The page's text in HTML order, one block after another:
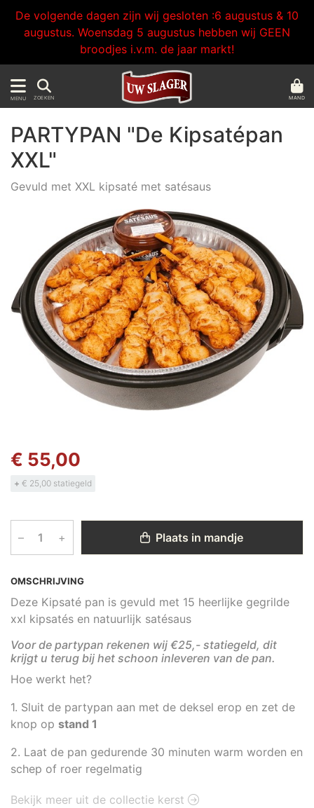
De volgende dagen zijn wij gesloten :6 augustus & 10
augustus. Woensdag 5 augustus hebben wij GEEN
broodjes i.v.m. de jaar markt!
MENU ZOEKEN MAND
OMSCHRIJVING
Deze Kipsaté pan is gevuld met 15 heerlijke gegrilde
xxl kipsatés en natuurlijk satésaus
Voor de partypan rekenen wij €25,- statiegeld, dit
krijgt u terug bij het schoon inleveren van de pan.
Hoe werkt het?
1. Sluit de partypan aan met de deksel erop en zet de
knop op stand 1
2. Laat de pan gedurende 30 minuten warm worden en
schep of roer regelmatig
PARTYPAN "De Kipsatépan
XXL"
Gevuld met XXL kipsaté met satésaus
€ 55,00
+ € 25,00 statiegeld
– + Plaats in mandje
Bekijk meer uit de collectie kerst